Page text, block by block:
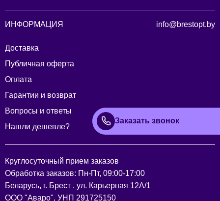
ИНФОРМАЦИЯ
Доставка
Публичная оферта
Оплата
Гарантии и возврат
Вопросы и ответы
Нашли дешевле?
info@brestopt.by
Заказать звонок
Круглосуточный прием заказов
Обработка заказов: Пн-Пт, 09:00-17:00
Беларусь, г. Брест . ул. Карьерная 12А/1
ООО "Аваро", УНП 291725150